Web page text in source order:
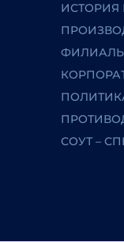
ИСТОРИЯ
СОУТ –